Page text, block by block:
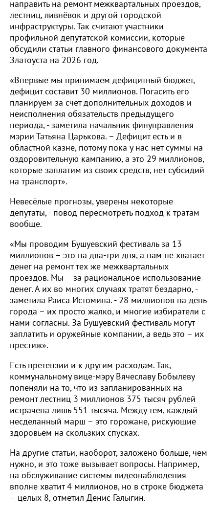
направить на ремонт межквартальных проездов,
лестниц, ливнёвок и другой городской
инфраструктуры. Так считают участники
профильной депутатской комиссии, которые
обсудили статьи главного финансового документа
Златоуста на 2026 год.
«Впервые мы принимаем дефицитный бюджет,
дефицит составит 30 миллионов. Погасить его
планируем за счёт дополнительных доходов и
неисполнения обязательств предыдущего
периода, - заметила начальник финуправления
мэрии Татьяна Царькова. – Дефицит есть и в
областной казне, потому пока у нас нет суммы на
оздоровительную кампанию, а это 29 миллионов,
которые заплатим из своих средств, нет субсидий
на транспорт».
Невесёлые прогнозы, уверены некоторые
депутаты, - повод пересмотреть подход к тратам
вообще.
«Мы проводим Бушуевский фестиваль за 13
миллионов – это на два-три дня, а нам не хватает
денег на ремонт тех же межквартальных
проездов. Мы – за рациональное использование
денег. А их во многих случаях тратят бездарно, -
заметила Раиса Истомина. - 28 миллионов на день
города – их просто жалко, и многие избиратели с
нами согласны. За Бушуевский фестиваль могут
заплатить и оружейные компании, а ведь это – их
престиж».
Есть претензии и к другим расходам. Так,
коммунальному вице-мэру Вячеславу Бобылеву
попеняли на то, что из запланированных на
ремонт лестниц 3 миллионов 375 тысяч рублей
истрачена лишь 551 тысяча. Между тем, каждый
несделанный марш – это горожане, рискующие
здоровьем на скользких спусках.
На другие статьи, наоборот, заложено больше, чем
нужно, и это тоже вызывает вопросы. Например,
на обслуживание системы видеонаблюдения
вполне хватит 4 миллионов, но в строке бюджета
– целых 8, отметил Денис Галыгин.